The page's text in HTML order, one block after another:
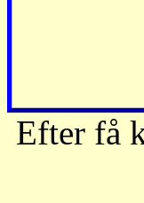
Efter få